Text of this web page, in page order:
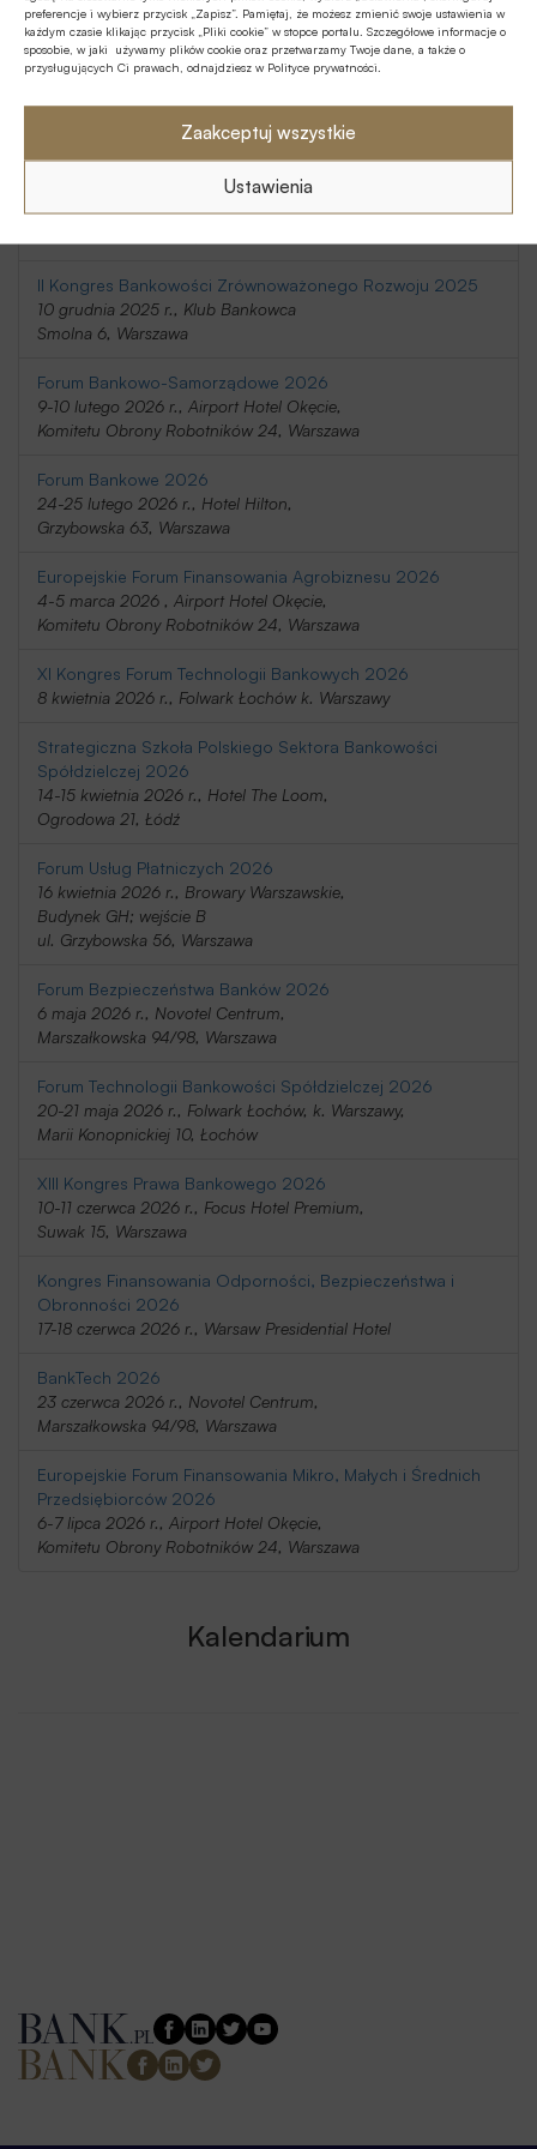
preferencje i wybierz przycisk „Zapisz”. Pamiętaj, że możesz zmienić swoje ustawienia w
każdym czasie klikając przycisk „Pliki cookie” w stopce portalu. Szczegółowe informacje o
sposobie, w jaki używamy plików cookie oraz przetwarzamy Twoje dane, a także o
przysługujących Ci prawach, odnajdziesz w Polityce prywatności.
Zaakceptuj wszystkie
Ustawienia
20-21 listopada 2025 r., Holiday Inn
Telimeny 1, Józefów
Belwederska 23, Warszawa
9 grudnia 2025 r., Novotel Centrum,
II Kongres Bankowości Zrównoważonego Rozwoju 2025
10 grudnia 2025 r., Klub Bankowca
Smolna 6, Warszawa
Forum Bankowo-Samorządowe 2026
9-10 lutego 2026 r., Airport Hotel Okęcie,
Komitetu Obrony Robotników 24, Warszawa
Forum Bankowe 2026
24-25 lutego 2026 r., Hotel Hilton,
Grzybowska 63, Warszawa
Europejskie Forum Finansowania Agrobiznesu 2026
4-5 marca 2026 , Airport Hotel Okęcie,
Komitetu Obrony Robotników 24, Warszawa
XI Kongres Forum Technologii Bankowych 2026
8 kwietnia 2026 r., Folwark Łochów k. Warszawy
Strategiczna Szkoła Polskiego Sektora Bankowości
Spółdzielczej 2026
14-15 kwietnia 2026 r., Hotel The Loom,
Ogrodowa 21, Łódź
Forum Usług Płatniczych 2026
16 kwietnia 2026 r., Browary Warszawskie,
Budynek GH; wejście B
ul. Grzybowska 56, Warszawa
Forum Bezpieczeństwa Banków 2026
6 maja 2026 r., Novotel Centrum,
Marszałkowska 94/98, Warszawa
Forum Technologii Bankowości Spółdzielczej 2026
20-21 maja 2026 r., Folwark Łochów, k. Warszawy,
Marii Konopnickiej 10, Łochów
XIII Kongres Prawa Bankowego 2026
10-11 czerwca 2026 r., Focus Hotel Premium,
Suwak 15, Warszawa
Kongres Finansowania Odporności, Bezpieczeństwa i
Obronności 2026
17-18 czerwca 2026 r., Warsaw Presidential Hotel
BankTech 2026
23 czerwca 2026 r., Novotel Centrum,
Marszałkowska 94/98, Warszawa
Europejskie Forum Finansowania Mikro, Małych i Średnich
Przedsiębiorców 2026
6-7 lipca 2026 r., Airport Hotel Okęcie,
Komitetu Obrony Robotników 24, Warszawa
Kalendarium